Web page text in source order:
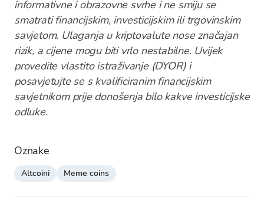
informativne i obrazovne svrhe i ne smiju se
smatrati financijskim, investicijskim ili trgovinskim
savjetom. Ulaganja u kriptovalute nose značajan
rizik, a cijene mogu biti vrlo nestabilne. Uvijek
provedite vlastito istraživanje (DYOR) i
posavjetujte se s kvalificiranim financijskim
savjetnikom prije donošenja bilo kakve investicijske
odluke.
Oznake
Altcoini Meme coins